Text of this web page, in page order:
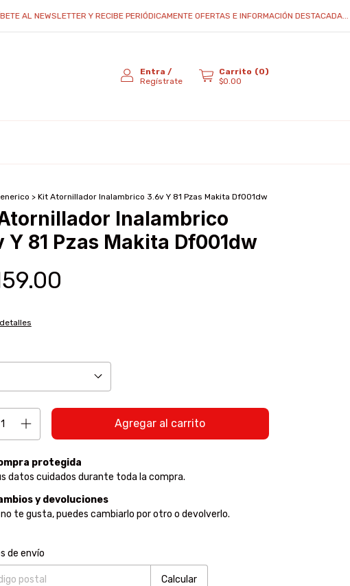
AL NEWSLETTER Y RECIBE PERIÓDICAMENTE OFERTAS E INFORMACIÓN DESTACADA...
Entra /
Regístrate
Carrito (0)
$0.00
> Kit Atornillador Inalambrico 3.6v Y 81 Pzas Makita Df001dw
Inalambrico
Y 81 Pzas Makita Df001dw
protegida
datos cuidados durante toda la compra.
y devoluciones
no te gusta, puedes cambiarlo por otro o devolverlo.
el CP:
de envío
Calcular